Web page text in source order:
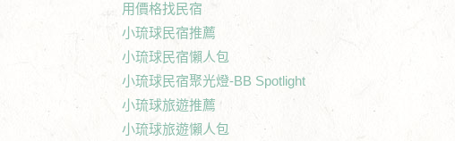
用價格找民宿
小琉球民宿推薦
小琉球民宿懶人包
小琉球民宿聚光燈-BB Spotlight
小琉球旅遊推薦
小琉球旅遊懶人包